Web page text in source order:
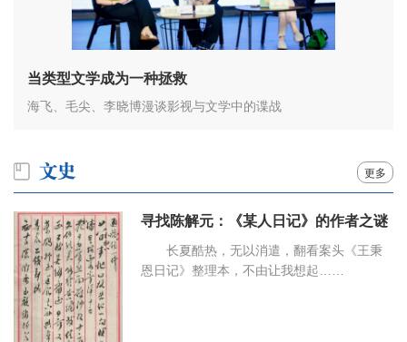
当类型文学成为一种拯救
海飞、毛尖、李晓博漫谈影视与文学中的谍战
更多
寻找陈解元：《某人日记》的作者之谜
长夏酷热，无以消遣，翻看案头《王秉
恩日记》整理本，不由让我想起……